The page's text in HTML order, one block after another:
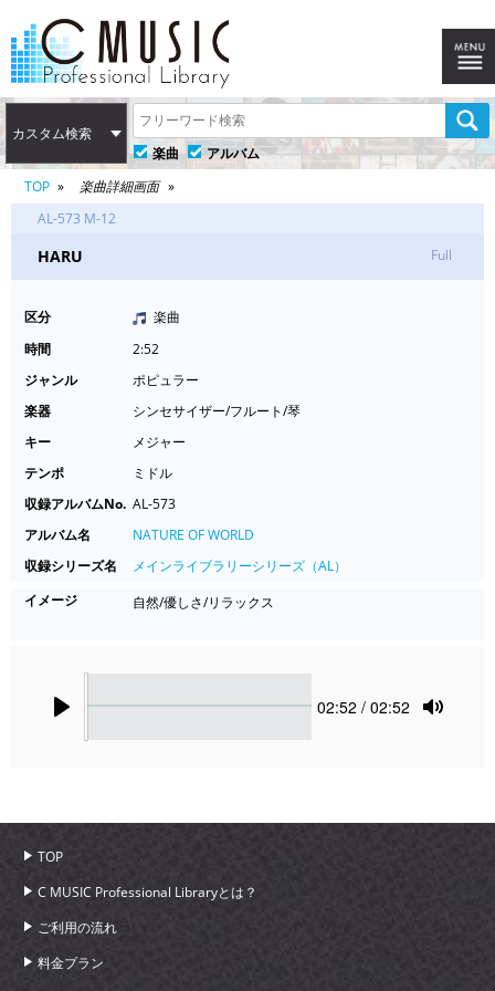
カスタム検索
楽曲
アルバム
TOP
楽曲詳細画面
AL-573 M-12
HARU Full
区分
楽曲
時間
2:52
ジャンル
ポピュラー
楽器
シンセサイザー/フルート/琴
キー
メジャー
テンポ
ミドル
収録アルバムNo. AL-573
アルバム名
NATURE OF WORLD
収録シリーズ名
メインライブラリーシリーズ（AL）
イメージ
自然/優しさ/リラックス
Current
02:52 / 02:52
TOP
C MUSIC Professional Libraryとは？
ご利用の流れ
料金プラン